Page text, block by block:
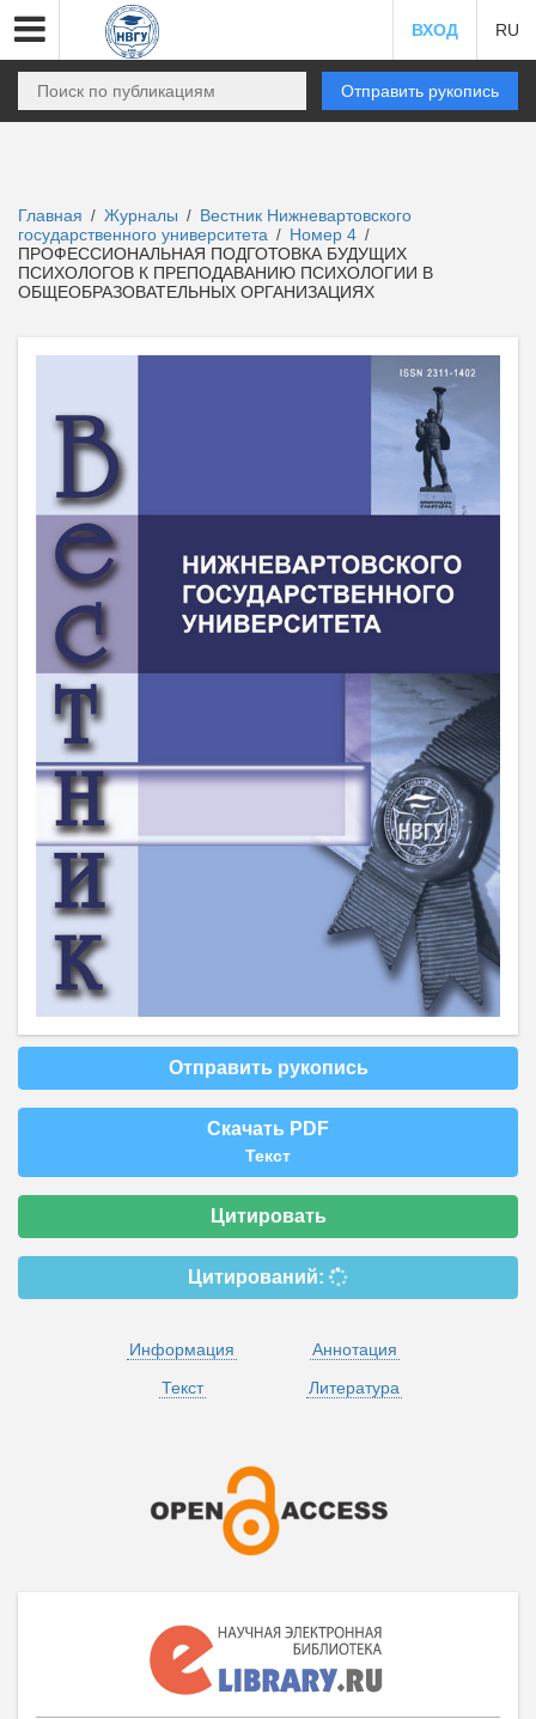
ВХОД RU
Отправить рукопись
Главная / Журналы / Вестник Нижневартовского
государственного университета / Номер 4 /
ПРОФЕССИОНАЛЬНАЯ ПОДГОТОВКА БУДУЩИХ
ПСИХОЛОГОВ К ПРЕПОДАВАНИЮ ПСИХОЛОГИИ В
ОБЩЕОБРАЗОВАТЕЛЬНЫХ ОРГАНИЗАЦИЯХ
Отправить рукопись
Скачать PDF
Текст
Цитировать
Цитирований:
Информация
Аннотация
Текст
Литература